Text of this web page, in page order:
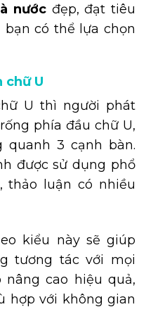
nướcđẹp, đạt tiêu
bạn có thể lựa chọn
chữ U
U thì người phát
phía đầu chữ U,
quanh 3 cạnh bàn.
được sử dụng phổ
thảo luận có nhiều
kiểu này sẽ giúp
tương tác với mọi
cao hiệu quả,
hợp với không gian